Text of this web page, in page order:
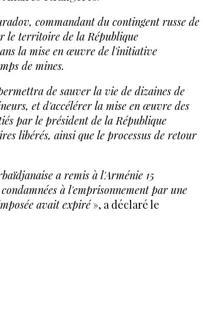
commandant du contingent russe de
le territoire de la République
la mise en œuvre de l'initiative
de mines.
de sauver la vie de dizaines de
et d'accélérer la mise en œuvre des
par le président de la République
libérés, ainsi que le processus de retour
a remis à l'Arménie 15
à l'emprisonnement par une
avait expiré», a déclaré le